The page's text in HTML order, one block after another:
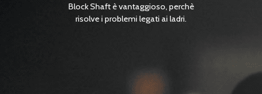
Block Shaft è vantaggioso, perchè
risolve i problemi legati ai ladri.